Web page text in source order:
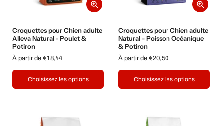
Croquettes pour Chien adulte
Alleva Natural - Poulet &
Potiron
À partir de €18,44
Choisissez les options
Croquettes pour Chien adulte
Natural - Poisson Océanique
& Potiron
À partir de €20,50
Choisissez les options